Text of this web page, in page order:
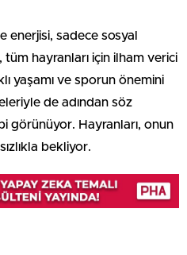
enerjisi, sadece sosyal
tüm hayranları için ilham verici
yaşamı ve sporun önemini
de adından söz
görünüyor. Hayranları, onun
bekliyor.